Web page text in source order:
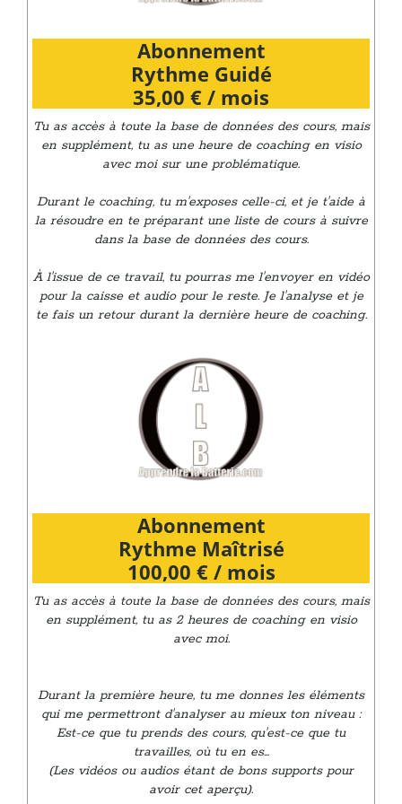
Abonnement
Rythme Guidé
35,00 € / mois
Tu as accès à toute la base de données des cours, mais
en supplément, tu as une heure de coaching en visio
avec moi sur une problématique.
Durant le coaching, tu m'exposes celle-ci, et je t'aide à
la résoudre en te préparant une liste de cours à suivre
dans la base de données des cours.
À l'issue de ce travail, tu pourras me l'envoyer en vidéo
pour la caisse et audio pour le reste. Je l'analyse et je
te fais un retour durant la dernière heure de coaching.
Abonnement
Rythme Maîtrisé
100,00 € / mois
Tu as accès à toute la base de données des cours, mais
en supplément, tu as 2 heures de coaching en visio
avec moi.
Durant la première heure, tu me donnes les éléments
qui me permettront d'analyser au mieux ton niveau :
Est-ce que tu prends des cours, qu'est-ce que tu
travailles, où tu en es...
(Les vidéos ou audios étant de bons supports pour
avoir cet aperçu).